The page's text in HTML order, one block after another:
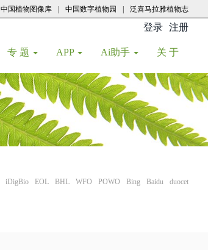
中国植物图像库 中国数字植物园 泛喜马拉雅植物志
登录 注册
专 题 APP Ai助手 关 于
iDigBio EOL BHL WFO POWO Bing Baidu duocet